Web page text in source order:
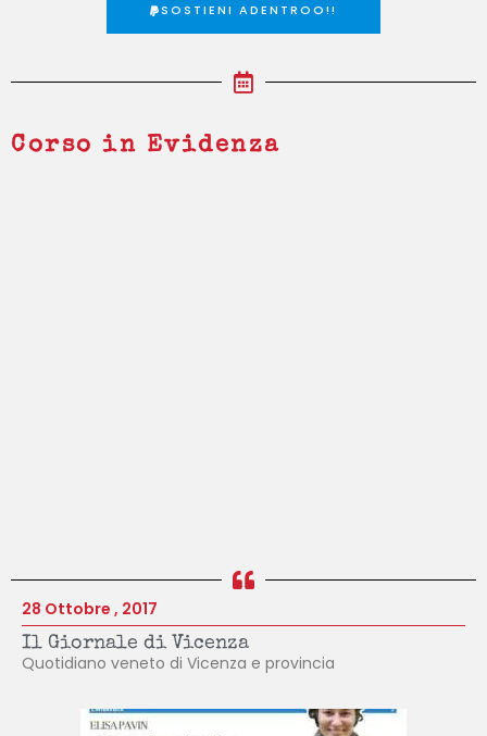
SOSTIENI ADENTROO!!
Corso in Evidenza
28 Ottobre , 2017
Il Giornale di Vicenza
Quotidiano veneto di Vicenza e provincia